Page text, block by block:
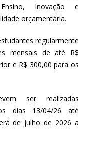
Inovação e
orçamentária.
regularmente
mensais de até R$
e R$ 300,00 para os
ser realizadas
dias 13/04/26 até
de julho de 2026 a